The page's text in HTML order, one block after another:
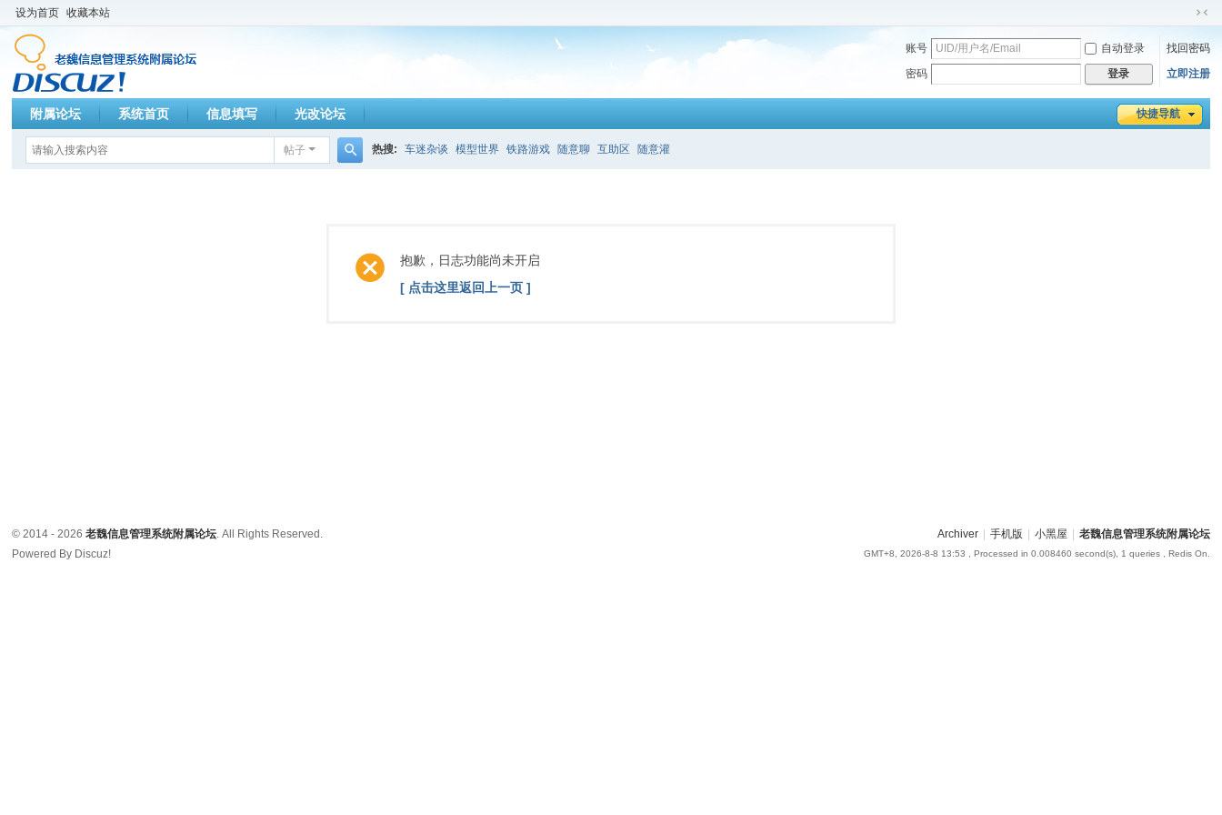
设为首页 收藏本站
切
换
窄
版
账号 自动登录
找回密码
密码
登录 立即注册
快捷导航
附属论坛 系统首页 信息填写 光改论坛
帖子 热搜: 车迷杂谈 模型世界 铁路游戏 随意聊 互助区 随意灌
抱歉，日志功能尚未开启
[ 点击这里返回上一页 ]
Archiver 手机版 小黑屋 老魏信息管理系统附属论坛
GMT+8, 2026-8-8 13:53 , Processed in 0.008460 second(s), 1 queries , Redis On.
© 2014 - 2026老魏信息管理系统附属论坛. All Rights Reserved.
Powered By Discuz!